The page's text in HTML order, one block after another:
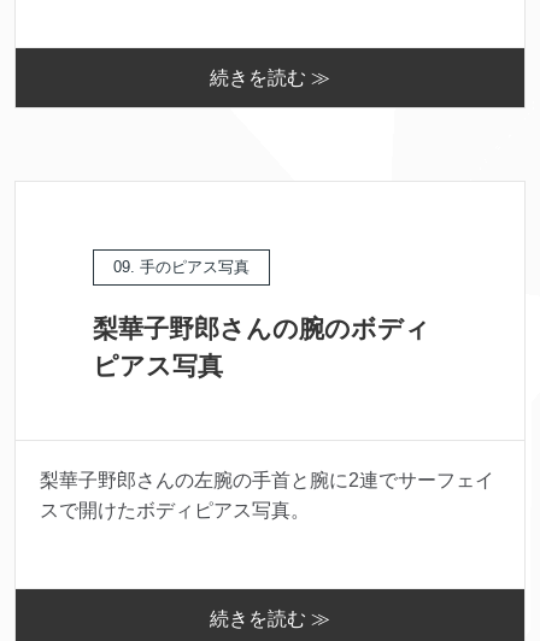
続きを読む ≫
09. 手のピアス写真
梨華子野郎さんの腕のボディ
ピアス写真
梨華子野郎さんの左腕の手首と腕に2連でサーフェイ
スで開けたボディピアス写真。
続きを読む ≫